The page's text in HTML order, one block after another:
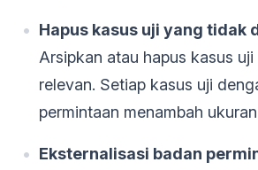
Hapus kasus uji yang tidak
Arsipkan atau hapus kasus
relevan. Setiap kasus uji
permintaan menambah
Eksternalisasi badan